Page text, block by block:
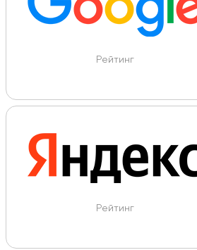
Рейтинг
Рейтинг